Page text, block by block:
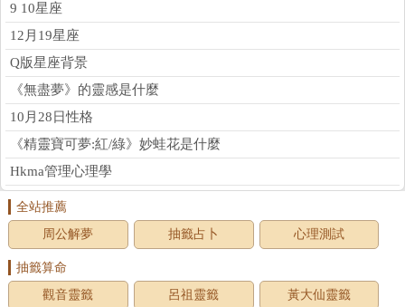
9 10星座
12月19星座
Q版星座背景
《無盡夢》的靈感是什麼
10月28日性格
《精靈寶可夢:紅/綠》妙蛙花是什麼
Hkma管理心理學
全站推薦
周公解夢
抽籤占卜 心理測試
抽籤算命
觀音靈籤
呂祖靈籤 黃大仙靈籤